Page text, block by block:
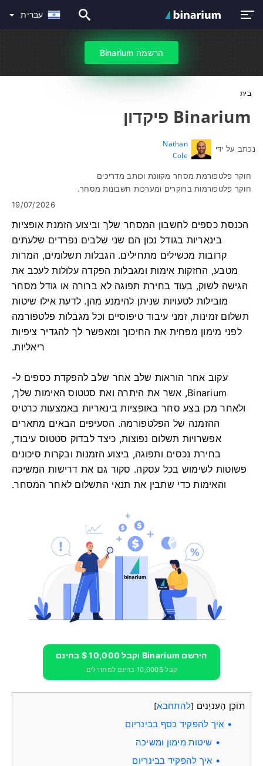
עברית
הרשמה Binarium
בית
Binarium פיקדון
נכתב על ידי
Nathan
Cole
חוקר פלטפורמת מסחר מקוונת וכותב מדריכים
חוקר פלטפורמות ברוקרים ומערכות חשבונות מסחר.
19/07/2026
הכנסת כספים לחשבון המסחר שלך וביצוע הזמנת אופציות
בינאריות בגודל נכון הם שני שלבים נפרדים שלעתים
קרובות מכשילים מתחילים. הגבלות תשלומים, המרות
מטבע, החזקות אימות ומגבלות הפקדה עלולות לעכב את
הגישה לשוק, בעוד בחירת תפוגה לא ברורה או גודל מסחר
מובילות לטעויות שניתן להימנע מהן. לדעת אילו שיטות
תשלום זמינות, זמני עיבוד טיפוסיים וכל מגבלות פלטפורמה
לפני מימון מפחית את החיכוך ומאפשר לך להגדיר ציפיות
ריאליות.
עקוב אחר הוראות שלב אחר שלב להפקדת כספים ל-
Binarium, אשר את היתרה ואת סטטוס האימות שלך,
ולאחר מכן בצע סחר באופציות בינאריות באמצעות כרטיס
ההזמנה של הפלטפורמה. הסעיפים הבאים מתארים
אפשרויות תשלום נפוצות, כיצד לבדוק סטטוס עיבוד,
בחירת נכסים ותפוגה, ביצוע הזמנות ובקרות סיכונים
פשוטות לשימוש בכל עסקה. סקור גם את דרישות המשיכה
והאימות כדי שתבין את תנאי התשלום לאחר המסחר.
הירשם Binarium וקבל 10,000 $ בחינם
קבל 10,000$ בחינם למתחילים
תוֹכֶן הָעִניָנִים [להתחבא]
איך להפקיד כסף בבינריום
שיטות מימון ומשיכה
איך להפקיד בבינריום